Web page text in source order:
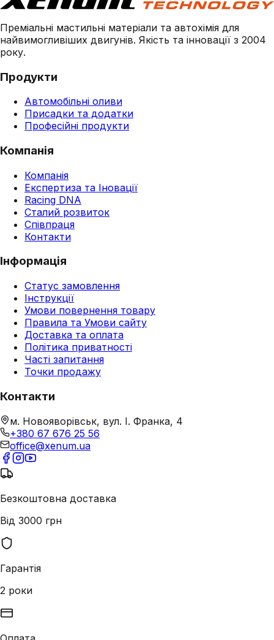
Преміальні мастильні матеріали та автохімія для
найвимогливіших двигунів. Якість та інновації з 2004
року.
Продукти
Автомобільні оливи
Присадки та додатки
Професійні продукти
Компанія
Компанія
Експертиза та Іновації
Racing DNA
Сталий розвиток
Співпраця
Контакти
Інформація
Статус замовлення
Інструкції
Умови повернення товару
Правила та Умови сайту
Доставка та оплата
Політика приватності
Часті запитання
Точки продажу
Контакти
м. Новояворівськ, вул. І. Франка, 4
+380 67 676 25 56
office@xenum.ua
Безкоштовна доставка
Від 3000 грн
Гарантія
2 роки